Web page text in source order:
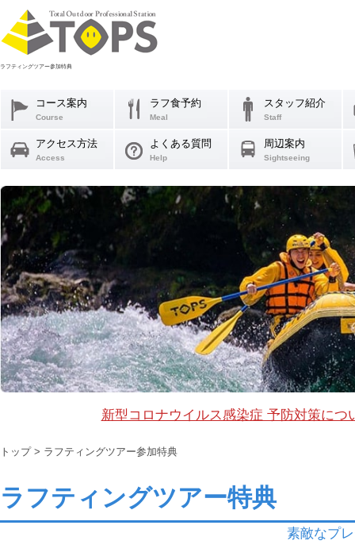
ラフティングツアー参加特典
コース案内
Course
ラフ食予約
Meal
スタッフ紹介
Staff
アクセス方法
Access
よくある質問
Help
周辺案内
Sightseeing
新型コロナウイルス感染症 予防対策につ
トップ> ラフティングツアー参加特典
ラフティングツアー特典
素敵なプ